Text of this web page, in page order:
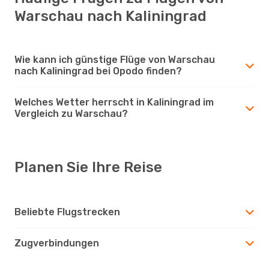
Warschau nach Kaliningrad
Wie kann ich günstige Flüge von Warschau
nach Kaliningrad bei Opodo finden?
Welches Wetter herrscht in Kaliningrad im
Vergleich zu Warschau?
Planen Sie Ihre Reise
Beliebte Flugstrecken
Zugverbindungen